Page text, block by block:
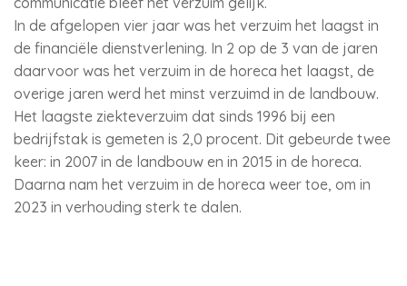
In de afgelopen vier jaar was het verzuim het laagst in
de financiële dienstverlening. In 2 op de 3 van de jaren
daarvoor was het verzuim in de horeca het laagst, de
overige jaren werd het minst verzuimd in de landbouw.
Het laagste ziekteverzuim dat sinds 1996 bij een
bedrijfstak is gemeten is 2,0 procent. Dit gebeurde twee
keer: in 2007 in de landbouw en in 2015 in de horeca.
Daarna nam het verzuim in de horeca weer toe, om in
2023 in verhouding sterk te dalen.